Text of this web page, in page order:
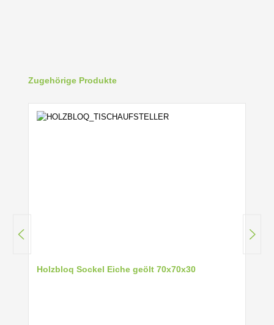
Produktgalerie überspringen
Zugehörige Produkte
Holzbloq Sockel Eiche geölt 70x70x30